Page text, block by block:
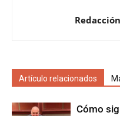
Artículo relacionados
Cómo